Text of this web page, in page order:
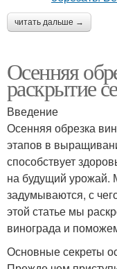
читать дальше →
Осенняя
раскрытие
Введение
Осенняя обрезка
этапов в
способствует
на будущий урожай.
задумываются, с
этой статье мы
винограда и
Основные секреты